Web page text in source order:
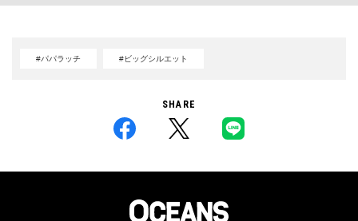
#パパラッチ #ビッグシルエット
SHARE